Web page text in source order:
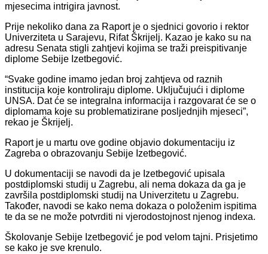
mjesecima intrigira javnost.
Prije nekoliko dana za Raport je o sjednici govorio i rektor
Univerziteta u Sarajevu, Rifat Škrijelj. Kazao je kako su na
adresu Senata stigli zahtjevi kojima se traži preispitivanje
diplome Sebije Izetbegović.
“Svake godine imamo jedan broj zahtjeva od raznih
institucija koje kontroliraju diplome. Uključujući i diplome
UNSA. Dat će se integralna informacija i razgovarat će se o
diplomama koje su problematizirane posljednjih mjeseci”,
rekao je Škrijelj.
Raport je u martu ove godine objavio dokumentaciju iz
Zagreba o obrazovanju Sebije Izetbegović.
U dokumentaciji se navodi da je Izetbegović upisala
postdiplomski studij u Zagrebu, ali nema dokaza da ga je
završila postdiplomski studij na Univerzitetu u Zagrebu.
Također, navodi se kako nema dokaza o položenim ispitima
te da se ne može potvrditi ni vjerodostojnost njenog indexa.
Školovanje Sebije Izetbegović je pod velom tajni. Prisjetimo
se kako je sve krenulo.